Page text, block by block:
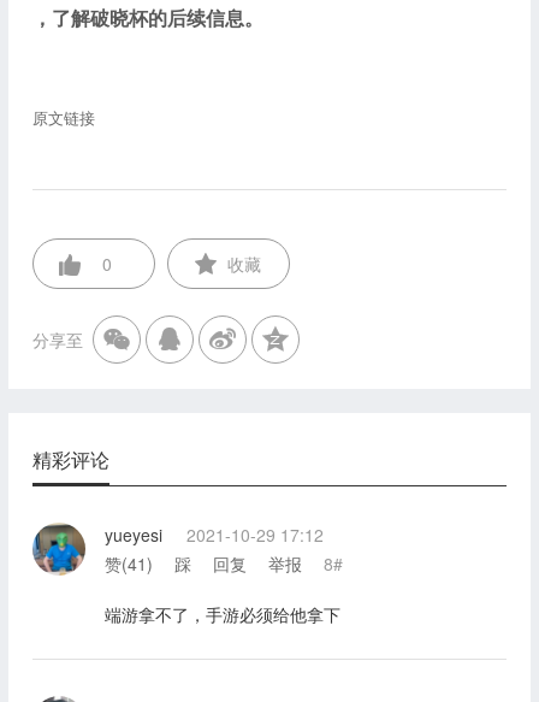
，了解破晓杯的后续信息。
原文链接
0 收藏
分享至
精彩评论
yueyesi
2021-10-29 17:12
赞(41) 踩 回复 举报 8#
端游拿不了，手游必须给他拿下